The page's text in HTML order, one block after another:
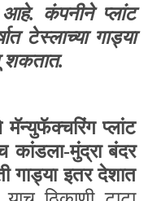
आहे. कंपनीने प्लांट
टेस्लाच्या गाड्या
शकतात.
प्लांट
मुंद्रा बंदर
गाड्या इतर देशात